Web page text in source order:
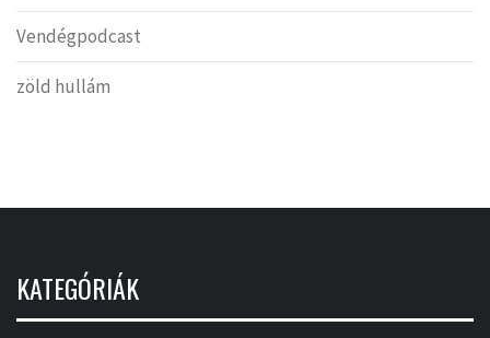
Vendégpodcast
zöld hullám
KATEGÓRIÁK